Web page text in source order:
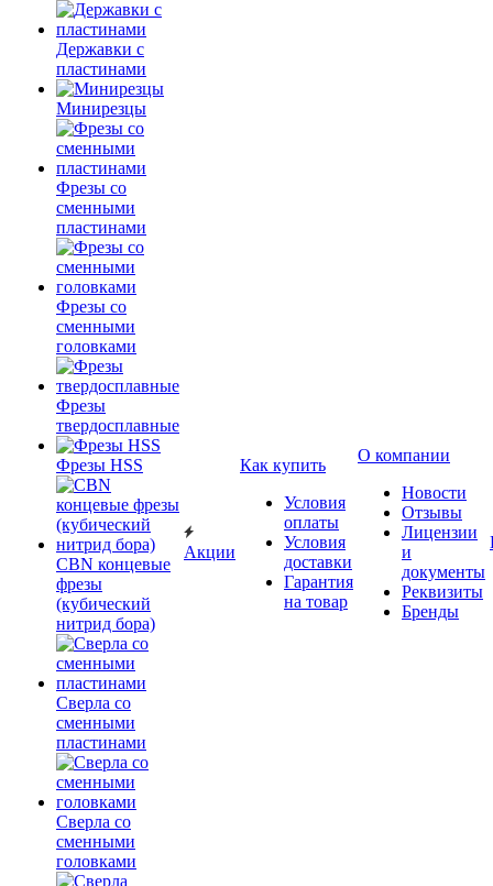
Державки с
пластинами
Минирезцы
Фрезы со
сменными
пластинами
Фрезы со
сменными
головками
Фрезы
твердосплавные
Фрезы HSS
CBN концевые
фрезы
(кубический
нитрид бора)
Сверла со
сменными
пластинами
Сверла со
сменными
головками
Акции
Как купить
Условия
оплаты
Условия
доставки
Гарантия
на товар
О компании
Новости
Отзывы
Лицензии
и
документы
Реквизиты
Бренды